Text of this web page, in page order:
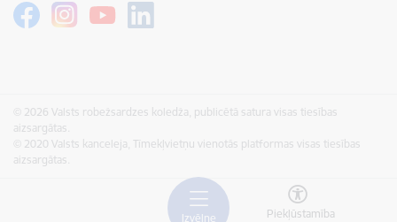
Izvēlne Piekļūstamība
© 2026 Valsts robežsardzes koledža, publicētā satura visas tiesības
aizsargātas.
© 2020 Valsts kanceleja, Tīmekļvietņu vienotās platformas visas tiesības
aizsargātas.